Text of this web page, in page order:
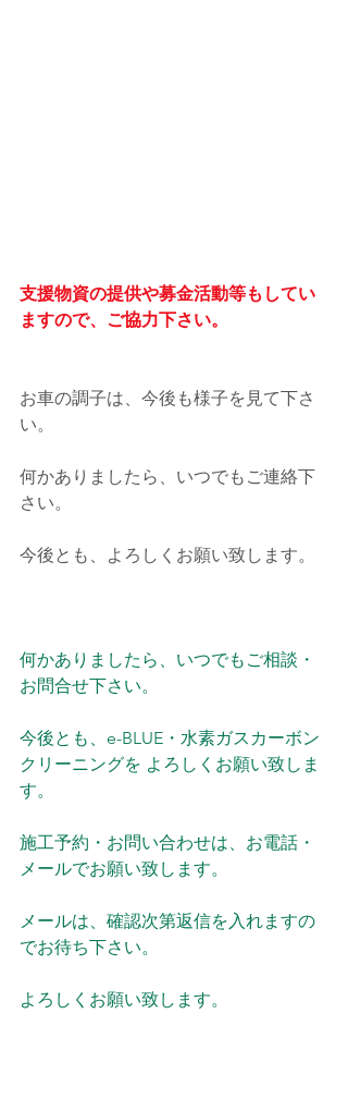
支援物資の提供や募金活動等もしてい
ますので、ご協力下さい。
お車の調子は、今後も様子を見て下さ
い。
何かありましたら、いつでもご連絡下
さい。
今後とも、よろしくお願い致します。
何かありましたら、いつでもご相談・
お問合せ下さい。
今後とも、e-BLUE・水素ガスカーボン
クリーニングを よろしくお願い致しま
す。
施工予約・お問い合わせは、お電話・
メールでお願い致します。
メールは、確認次第返信を入れますの
でお待ち下さい。
よろしくお願い致します。